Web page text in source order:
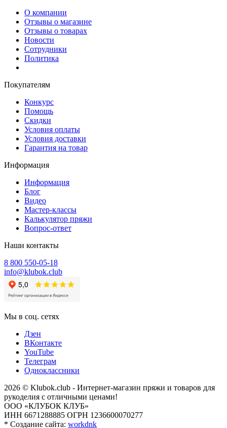
О компании
Отзывы о магазине
Отзывы о товарах
Новости
Сотрудники
Политика
Покупателям
Конкурс
Помощь
Скидки
Условия оплаты
Условия доставки
Гарантия на товар
Информация
Информация
Блог
Видео
Мастер-классы
Калькулятор пряжи
Вопрос-ответ
Наши контакты
8 800 550-05-18
info@klubok.club
Мы в соц. сетях
Дзен
ВКонтакте
YouTube
Телеграм
Одноклассники
2026 © Klubok.club - Интернет-магазин пряжи и товаров для
рукоделия с отличными ценами!
ООО «КЛУБОК КЛУБ»
ИНН 6671288885 ОГРН 1236600070277
* Создание сайта: workdnk